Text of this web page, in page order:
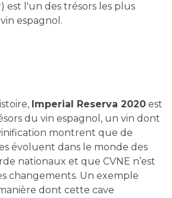
est l'un des trésors les plus
espagnol.
Imperial Reserva 2020 est
du vin espagnol, un vin dont
montrent que de
évoluent dans le monde des
nationaux et que CVNE n’est
changements. Un exemple
dont cette cave